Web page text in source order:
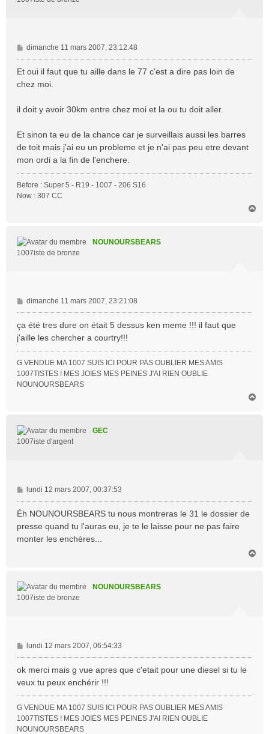
M
e
s
a
e
dimanche 11 mars 2007, 23:12:48
Et oui il faut que tu aille dans le 77 c'est a dire pas loin de
chez moi.
il doit y avoir 30km entre chez moi et la ou tu doit aller.
Et sinon ta eu de la chance car je surveillais aussi les barres
de toit mais j'ai eu un probleme et je n'ai pas peu etre devant
mon ordi a la fin de l'enchere.
Before : Super 5 - R19 - 1007 - 206 S16
Now : 307 CC
NOUNOURSBEARS
1007iste de bronze
M
e
a
g
e
dimanche 11 mars 2007, 23:21:08
ça été tres dure on était 5 dessus ken meme !!! il faut que
j'aille les chercher a courtry!!!
G VENDUE MA 1007 SUIS ICI POUR PAS OUBLIER MES AMIS
1007TISTES ! MES JOIES MES PEINES J'AI RIEN OUBLIE
NOUNOURSBEARS
GEC
1007iste d'argent
M
e
s
a
g
lundi 12 mars 2007, 00:37:53
Éh NOUNOURSBEARS tu nous montreras le 31 le dossier de
presse quand tu l'auras eu, je te le laisse pour ne pas faire
monter les enchères...
NOUNOURSBEARS
1007iste de bronze
M
e
a
g
e
lundi 12 mars 2007, 06:54:33
ok merci mais g vue apres que c'etait pour une diesel si tu le
veux tu peux enchérir !!!
G VENDUE MA 1007 SUIS ICI POUR PAS OUBLIER MES AMIS
1007TISTES ! MES JOIES MES PEINES J'AI RIEN OUBLIE
NOUNOURSBEARS